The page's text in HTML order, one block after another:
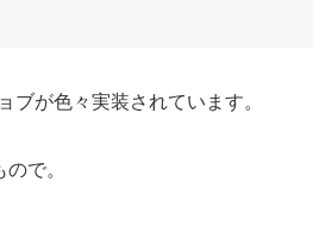
ブが色々実装されています。
で。